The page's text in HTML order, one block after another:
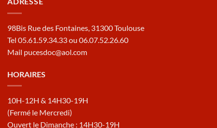
98Bis Rue des Fontaines, 31300 Toulouse
Tel 05.61.59.34.33 ou 06.07.52.26.60
Mail pucesdoc@aol.com
HORAIRES
10H-12H & 14H30-19H
(Fermé le Mercredi)
Ouvert le Dimanche : 14H30-19H